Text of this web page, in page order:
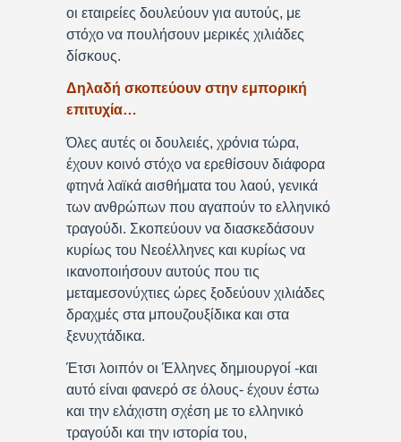
οι εταιρείες δουλεύουν για αυτούς, με
στόχο να πουλήσουν μερικές χιλιάδες
δίσκους.
Δηλαδή σκοπεύουν στην εμπορική
επιτυχία…
Όλες αυτές οι δουλειές, χρόνια τώρα,
έχουν κοινό στόχο να ερεθίσουν διάφορα
φτηνά λαϊκά αισθήματα του λαού, γενικά
των ανθρώπων που αγαπούν το ελληνικό
τραγούδι. Σκοπεύουν να διασκεδάσουν
κυρίως του Νεοέλληνες και κυρίως να
ικανοποιήσουν αυτούς που τις
μεταμεσονύχτιες ώρες ξοδεύουν χιλιάδες
δραχμές στα μπουζουξίδικα και στα
ξενυχτάδικα.
Έτσι λοιπόν οι Έλληνες δημιουργοί -και
αυτό είναι φανερό σε όλους- έχουν έστω
και την ελάχιστη σχέση με το ελληνικό
τραγούδι και την ιστορία του,